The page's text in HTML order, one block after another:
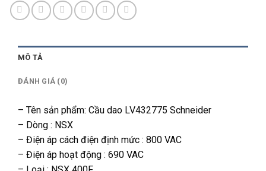
MÔ TẢ
ĐÁNH GIÁ (0)
– Tên sản phẩm: Cầu dao LV432775 Schneider
– Dòng : NSX
– Điện áp cách điện định mức : 800 VAC
– Điện áp hoạt động : 690 VAC